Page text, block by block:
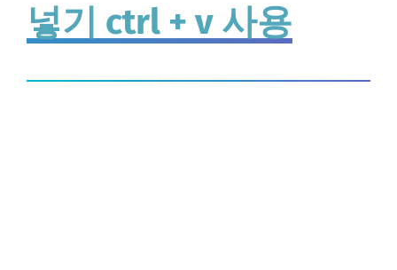
넣기 ctrl + v 사용